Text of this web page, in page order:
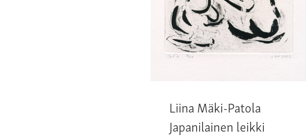
Liina Mäki-Patola
Japanilainen leikki